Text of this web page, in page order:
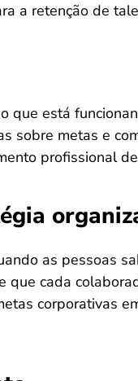
a retenção de
que está
sobre metas e
profissional
as pessoas
que cada
corporativas